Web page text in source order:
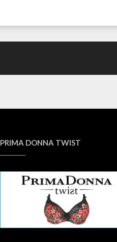
PRIMA DONNA TWIST